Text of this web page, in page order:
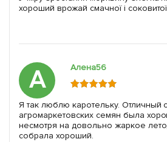
хороший врожай смачної і
А Алена56
Я так люблю каротельку. Отличный
агромаркетовских семян была
несмотря на довольно жаркое
собрала хороший.